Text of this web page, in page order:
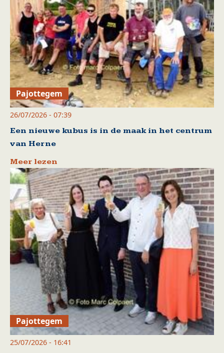
Pajottegem
26/07/2026 - 07:39
Een nieuwe kubus is in de maak in het centrum
van Herne
Meer lezen
Pajottegem
25/07/2026 - 16:41